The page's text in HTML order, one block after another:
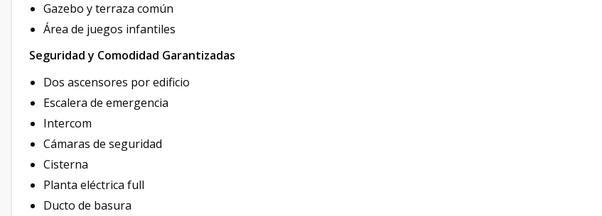
Gazebo y terraza común
Área de juegos infantiles
Seguridad y Comodidad Garantizadas
Dos ascensores por edificio
Escalera de emergencia
Intercom
Cámaras de seguridad
Cisterna
Planta eléctrica full
Ducto de basura